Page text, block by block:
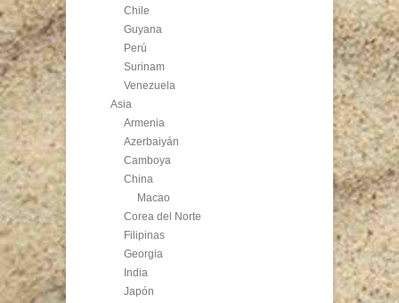
Chile
Guyana
Perú
Surinam
Venezuela
Asia
Armenia
Azerbaiyán
Camboya
China
Macao
Corea del Norte
Filipinas
Georgia
India
Japón